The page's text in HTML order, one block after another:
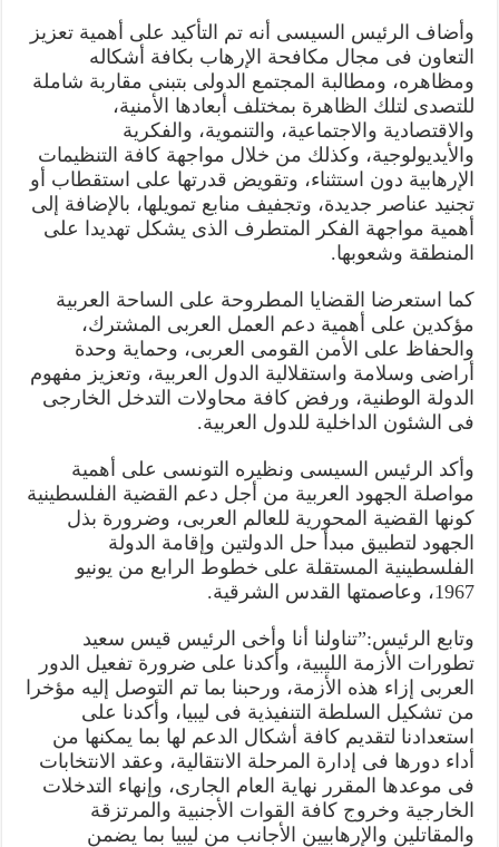
وأضاف الرئيس السيسى أنه تم التأكيد على أهمية تعزيز
التعاون فى مجال مكافحة الإرهاب بكافة أشكاله
ومظاهره، ومطالبة المجتمع الدولى بتبنى مقاربة شاملة
للتصدى لتلك الظاهرة بمختلف أبعادها الأمنية،
والاقتصادية والاجتماعية، والتنموية، والفكرية
والأيديولوجية، وكذلك من خلال مواجهة كافة التنظيمات
الإرهابية دون استثناء، وتقويض قدرتها على استقطاب أو
تجنيد عناصر جديدة، وتجفيف منابع تمويلها، بالإضافة إلى
أهمية مواجهة الفكر المتطرف الذى يشكل تهديدا على
المنطقة وشعوبها.
كما استعرضا القضايا المطروحة على الساحة العربية
مؤكدين على أهمية دعم العمل العربى المشترك،
والحفاظ على الأمن القومى العربى، وحماية وحدة
أراضى وسلامة واستقلالية الدول العربية، وتعزيز مفهوم
الدولة الوطنية، ورفض كافة محاولات التدخل الخارجى
فى الشئون الداخلية للدول العربية.
وأكد الرئيس السيسى ونظيره التونسى على أهمية
مواصلة الجهود العربية من أجل دعم القضية الفلسطينية
كونها القضية المحورية للعالم العربى، وضرورة بذل
الجهود لتطبيق مبدأ حل الدولتين وإقامة الدولة
الفلسطينية المستقلة على خطوط الرابع من يونيو
1967، وعاصمتها القدس الشرقية.
وتابع الرئيس:”تناولنا أنا وأخى الرئيس قيس سعید
تطورات الأزمة الليبية، وأكدنا على ضرورة تفعيل الدور
العربى إزاء هذه الأزمة، ورحبنا بما تم التوصل إليه مؤخرا
من تشكيل السلطة التنفيذية فى ليبيا، وأكدنا على
استعدادنا لتقديم كافة أشكال الدعم لها بما يمكنها من
أداء دورها فى إدارة المرحلة الانتقالية، وعقد الانتخابات
فى موعدها المقرر نهاية العام الجارى، وإنهاء التدخلات
الخارجية وخروج كافة القوات الأجنبية والمرتزقة
والمقاتلين والإرهابيين الأجانب من ليبيا بما يضمن